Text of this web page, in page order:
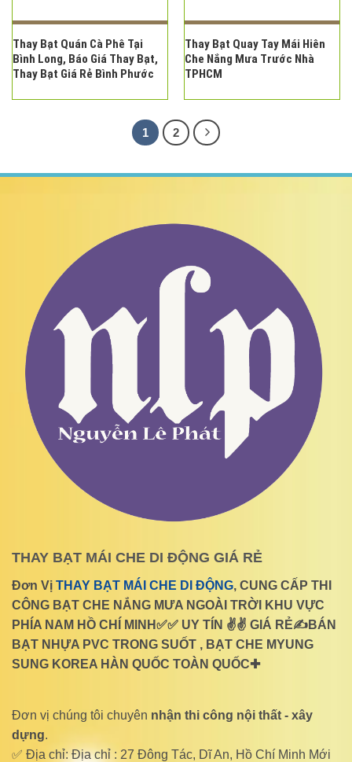
Thay Bạt Quán Cà Phê Tại
Bình Long, Báo Giá Thay Bạt,
Thay Bạt Giá Rẻ Bình Phước
Thay Bạt Quay Tay Mái Hiên
Che Nắng Mưa Trước Nhà
TPHCM
1 2
THAY BẠT MÁI CHE DI ĐỘNG GIÁ RẺ
Đơn Vị THAY BẠT MÁI CHE DI ĐỘNG, CUNG CẤP THI
CÔNG BẠT CHE NẮNG MƯA NGOÀI TRỜI KHU VỰC
PHÍA NAM HỒ CHÍ MINH✅✅ UY TÍN ✌✌ GIÁ RẺ✍BÁN
BẠT NHỰA PVC TRONG SUỐT , BẠT CHE MYUNG
SUNG KOREA HÀN QUỐC TOÀN QUỐC✚
Đơn vị chúng tôi chuyên nhận thi công nội thất - xây
dựng.
✅ Địa chỉ: Địa chỉ : 27 Đông Tác, Dĩ An, Hồ Chí Minh Mới